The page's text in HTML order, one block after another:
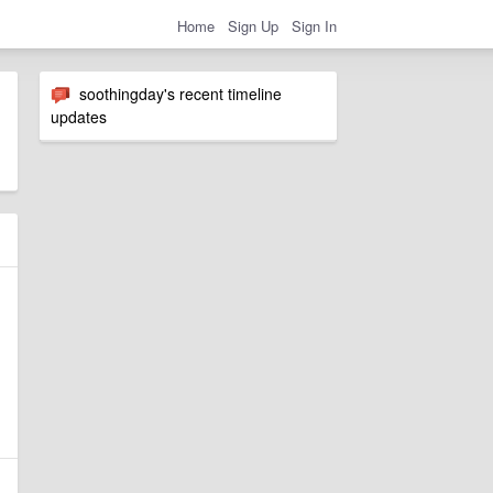
Home Sign Up Sign In
soothingday's recent timeline
updates